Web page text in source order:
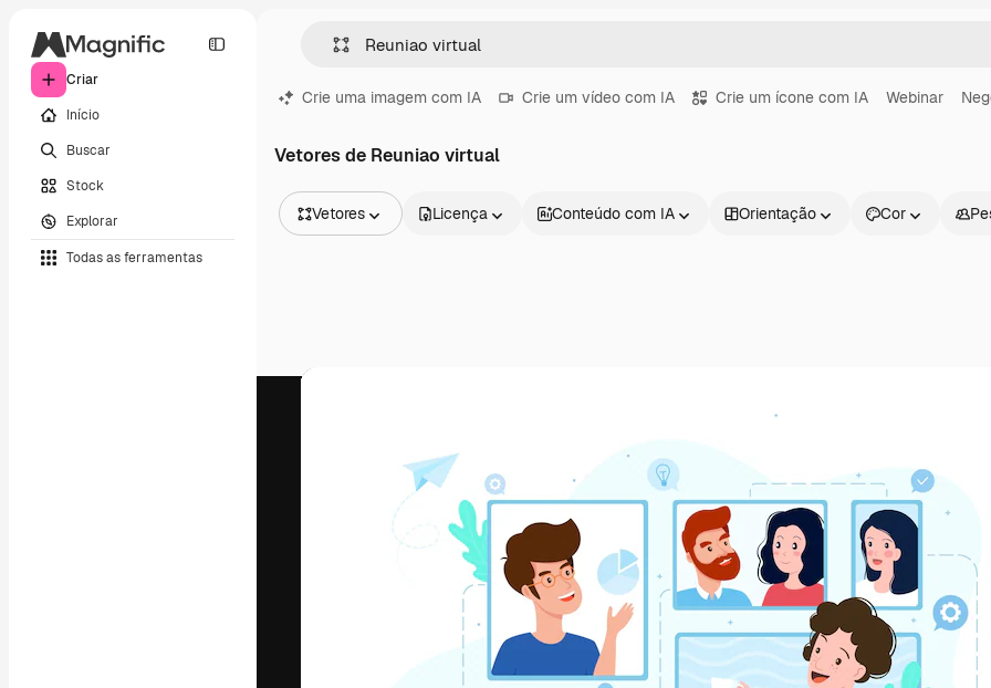
Criar
Início
Buscar
Stock
Explorar
Todas as ferramentas
Crie uma imagem com IA Crie um vídeo com IA Crie um ícone com IA Webinar
Vetores de Reuniao virtual
Vetores
Vídeos
Licença Conteúdo com IA Orientação Cor
A plataforma criativa para você direcionar
seu melhor trabalho. Mais de 1 milhão de
assinantes entre criativos, empresas,
agências e estúdios.
Português
Produtos
Spaces
Assistente de IA
Gerador de
imagens
Gerador de vídeos
Conteúdo de stock
Começar
Academy
Documentação
Atendimento
Termos e
condições
Política de
privacidade